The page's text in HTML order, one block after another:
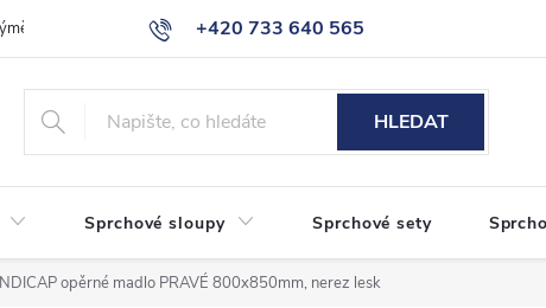
+420 733 640 565
info@eshop-sanita.cz
zboží Reklamace Obchodní podmínky
HLEDAT
Sprchové sloupy Sprchové sety
opěrné madlo PRAVÉ 800x850mm, nerez lesk